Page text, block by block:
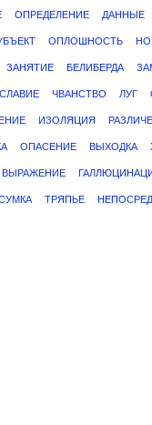
ОПРЕДЕЛЕНИЕ ДАННЫЕ
ОПЛОШНОСТЬ
ЗАНЯТИЕ БЕЛИБЕРДА
ЧВАНСТВО ЛУГ
ИЗОЛЯЦИЯ
ОПАСЕНИЕ ВЫХОДКА
ВЫРАЖЕНИЕ
ТРЯПЬЕ